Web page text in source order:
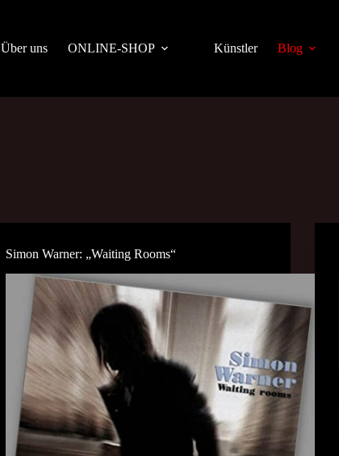
Über uns
ONLINE-SHOP Künstler Blog
Simon Warner: „Waiting Rooms“